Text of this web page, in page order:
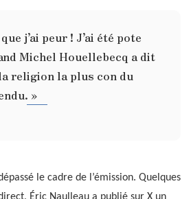
j’ai peur ! J’ai été pote
Michel Houellebecq a dit
religion la plus con du
»
le cadre de l’émission. Quelques